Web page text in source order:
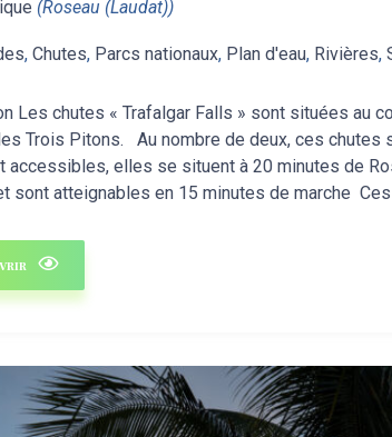
(Roseau (Laudat))
, Chutes, Parcs nationaux, Plan d'eau, Rivières,
Les chutes « Trafalgar Falls » sont situées au
Trois Pitons. Au nombre de deux, ces chutes
accessibles, elles se situent à 20 minutes de
sont atteignables en 15 minutes de marche